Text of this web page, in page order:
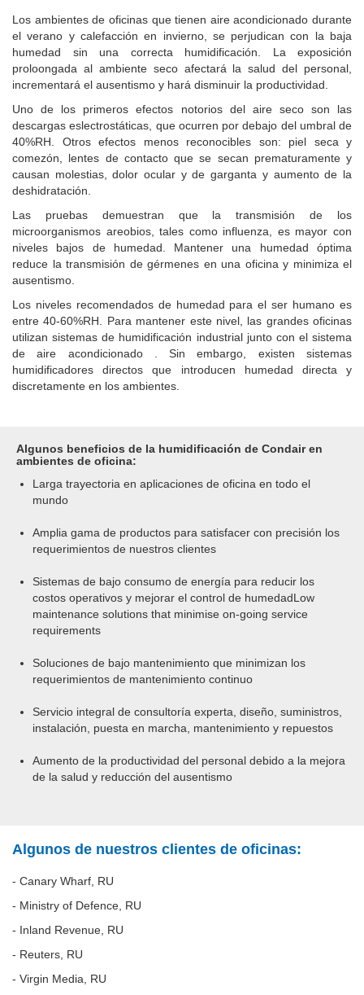
Los ambientes de oficinas que tienen aire acondicionado durante
el verano y calefacción en invierno, se perjudican con la baja
humedad sin una correcta humidificación. La exposición
proloongada al ambiente seco afectará la salud del personal,
incrementará el ausentismo y hará disminuir la productividad.
Uno de los primeros efectos notorios del aire seco son las
descargas eslectrostáticas, que ocurren por debajo del umbral de
40%RH.
Otros efectos menos reconocibles son: piel seca y
comezón, lentes de contacto que se secan prematuramente y
causan molestias, dolor ocular y de garganta y aumento de la
deshidratación.
Las pruebas demuestran que la transmisión de los
microorganismos areobios, tales como influenza, es mayor con
niveles bajos de humedad. Mantener una humedad óptima
reduce la transmisión de gérmenes en una oficina y minimiza el
ausentismo.
Los niveles recomendados de humedad para el ser humano es
entre 40-60%RH. Para mantener este nivel, las grandes oficinas
utilizan sistemas de humidificación industrial junto con el sistema
de aire acondicionado . Sin embargo, existen sistemas
humidificadores directos que introducen humedad directa y
discretamente en los ambientes.
Algunos beneficios de la humidificación de Condair en
ambientes de oficina:
Larga trayectoria en aplicaciones de oficina en todo el
mundo
Amplia gama de productos para satisfacer con precisión los
requerimientos de nuestros clientes
Sistemas de bajo consumo de energía para reducir los
costos operativos y mejorar el control de humedadLow
maintenance solutions that minimise on-going service
requirements
Soluciones de bajo mantenimiento que minimizan los
requerimientos de mantenimiento continuo
Servicio integral de consultoría experta, diseño, suministros,
instalación, puesta en marcha, mantenimiento y repuestos
Aumento de la productividad del personal debido a la mejora
de la salud y reducción del ausentismo
Algunos de nuestros clientes de oficinas:
- Canary Wharf, RU
- Ministry of Defence, RU
- Inland Revenue, RU
- Reuters, RU
- Virgin Media, RU